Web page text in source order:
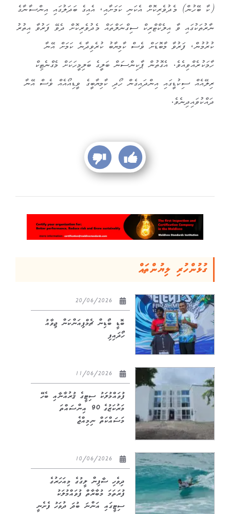
(ކާ ބޭހުން) މެދުވެރިކޮށް އެކަނި ކަމަށާއި، އެއިގެ ބަދަލުގައި އިންސާނާގެ
ނާރުތަކުގައި ވާ އިލެކްޓްރިކް ސިގްނަލްތައް މެދުވެރިކޮށް ދެވޭ ފަރުވާ އިތުރު
ކުރުމުން، ފަރުވާ މާބޮޑަށް ވެސް ކާމިޔާބު ކުރެވިދާނެ ކަމަށް އޭނާ
ހާމަކުރެއްވިއެވެ. އެގޮތުން ޕާކިންސަން ބަލީގެ ބަލިމީހަކަށް މެގްނެޓިކް
ރިލޭއެއް ސިކުޑީގައި އިންދައިގެން ހޯދި ކާމިޔާބީގެ ވީޑިއޯއެއް ވެސް އޭނާ
ދައްކުވައިދިނެވެ.
ގުޅުންހުރި ލިޔުންތައް
ބޮޑީ ބޯޑިން ޗެމްޕިއަންކަން ޖިވާއު
ހޯދައިފި
ފުވައްމުލަކު ސިޓީގެ ޤުރުއާނާއި ބެހޭ
މަރުކަޒުގެ 90 އިންސައްތަ
މަސައްކަތް ނިމިއްޖެ
ދިވެހި ސާފިން ލީގުގެ މިއަހަރުގެ
ފުރަތަމަ މުބާރާތް ފުވައްމުލަކު
ސިޓީގައި އަންނަ ބުދަ ދުވަހު ފެށެނީ